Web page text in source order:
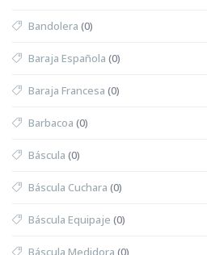
Bandolera (0)
Baraja Española (0)
Baraja Francesa (0)
Barbacoa (0)
Báscula (0)
Báscula Cuchara (0)
Báscula Equipaje (0)
Báscula Medidora (0)